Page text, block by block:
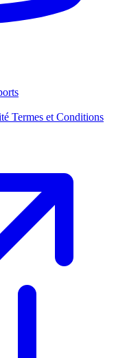
Termes et Conditions